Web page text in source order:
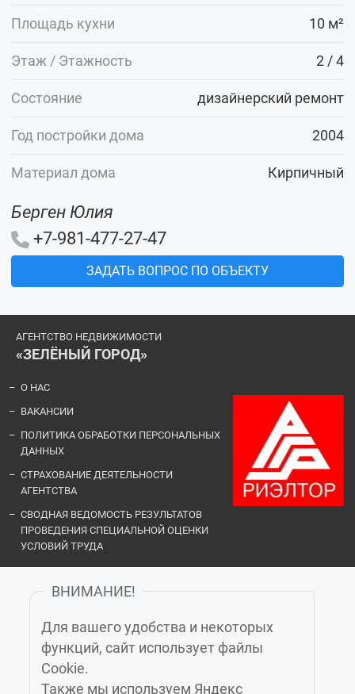
Площадь кухни 10 м²
Этаж / Этажность 2 / 4
Состояние дизайнерский ремонт
Год постройки дома 2004
Материал дома Кирпичный
Берген Юлия
+7-981-477-27-47
ЗАДАТЬ ВОПРОС ПО ОБЪЕКТУ
АГЕНТСТВО НЕДВИЖИМОСТИ
«ЗЕЛЁНЫЙ ГОРОД»
О НАС
ВАКАНСИИ
ПОЛИТИКА ОБРАБОТКИ ПЕРСОНАЛЬНЫХ
ДАННЫХ
СТРАХОВАНИЕ ДЕЯТЕЛЬНОСТИ
АГЕНТСТВА
СВОДНАЯ ВЕДОМОСТЬ РЕЗУЛЬТАТОВ
ПРОВЕДЕНИЯ СПЕЦИАЛЬНОЙ ОЦЕНКИ
УСЛОВИЙ ТРУДА
«ЗЕЛЁНЫЙ ГОРОД»
ВНИМАНИЕ!
Для вашего удобства и некоторых
функций, сайт использует файлы
Cookie.
Также мы используем Яндекс